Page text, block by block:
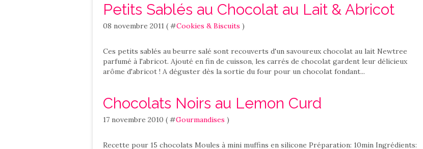
Petits Sablés au Chocolat au Lait & Abricot
08 novembre 2011 ( #Cookies & Biscuits )
Ces petits sablés au beurre salé sont recouverts d'un savoureux chocolat au lait Newtree
parfumé à l'abricot. Ajouté en fin de cuisson, les carrés de chocolat gardent leur délicieux
arôme d'abricot ! A déguster dès la sortie du four pour un chocolat fondant...
Chocolats Noirs au Lemon Curd
17 novembre 2010 ( #Gourmandises )
Recette pour 15 chocolats Moules à mini muffins en silicone Préparation: 10min Ingrédients: